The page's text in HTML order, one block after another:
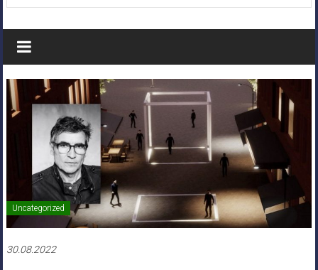
Stadt
Monheim
Uncategorized
30.08.2022